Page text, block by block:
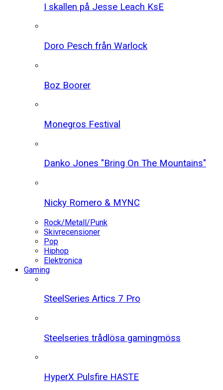
I skallen på Jesse Leach KsE
Doro Pesch från Warlock
Boz Boorer
Monegros Festival
Danko Jones "Bring On The Mountains"
Nicky Romero & MYNC
Rock/Metall/Punk
Skivrecensioner
Pop
Hiphop
Elektronica
Gaming
SteelSeries Artics 7 Pro
Steelseries trådlösa gamingmöss
HyperX Pulsfire HASTE